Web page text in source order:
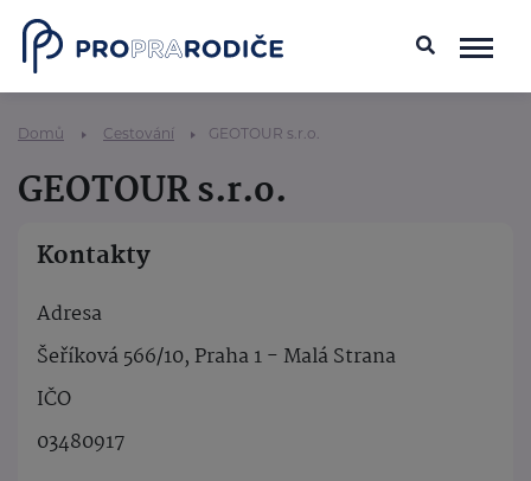
Domů Cestování GEOTOUR s.r.o.
GEOTOUR s.r.o.
Kontakty
Adresa
Šeříková 566/10, Praha 1 - Malá Strana
IČO
03480917